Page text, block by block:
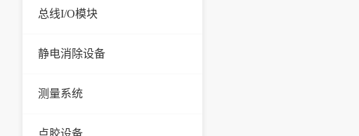
总线I/O模块
静电消除设备
测量系统
点胶设备